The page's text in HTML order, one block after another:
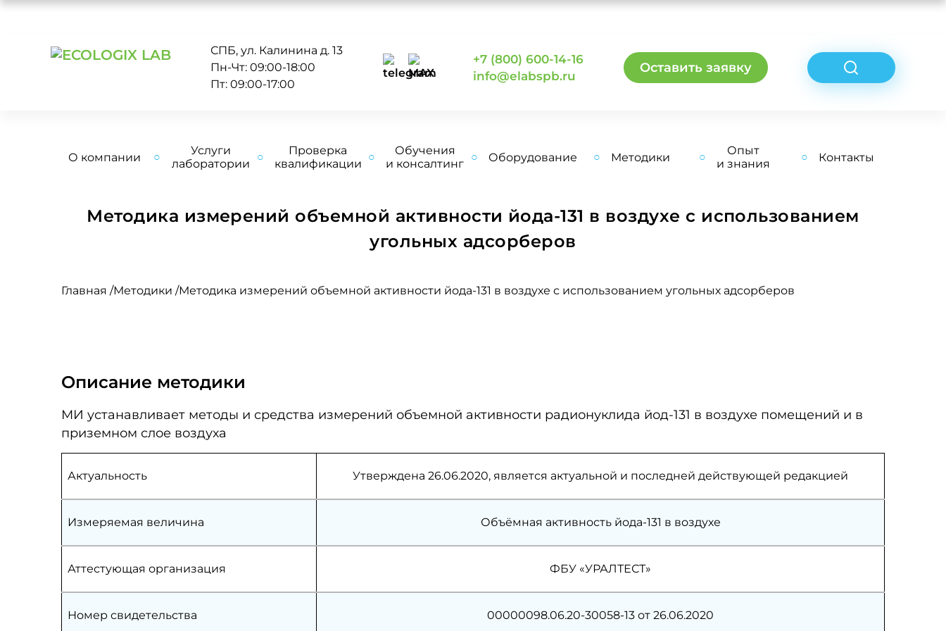
СПБ, ул. Калинина д. 13
Пн-Чт: 09:00-18:00
Пт: 09:00-17:00
+7 (800) 600-14-16
info@elabspb.ru
Оставить заявку
О компании
Услуги
лаборатории
Проверка
квалификации
Обучения
и консалтинг
Оборудование Методики
Опыт
и знания
Контакты
Методика измерений объемной активности йода-131 в воздухе с использованием
угольных адсорберов
Главная /Методики /Методика измерений объемной активности йода-131 в воздухе с использованием угольных адсорберов
Описание методики
МИ устанавливает методы и средства измерений объемной активности радионуклида йод-131 в воздухе помещений и в
приземном слое воздуха
Актуальность Утверждена 26.06.2020, является актуальной и последней действующей редакцией
Измеряемая величина Объёмная активность йода-131 в воздухе
Аттестующая организация ФБУ «УРАЛТЕСТ»
Номер свидетельства 00000098.06.20-30058-13 от 26.06.2020